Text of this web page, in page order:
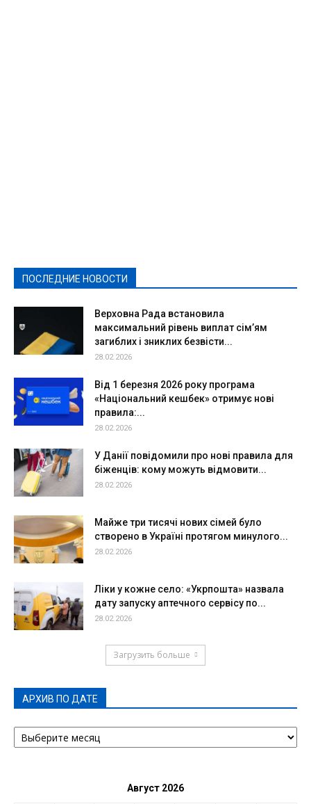
ПОСЛЕДНИЕ НОВОСТИ
Верховна Рада встановила
максимальний рівень виплат сім’ям
загиблих і зниклих безвісти...
28.02.2026
Від 1 березня 2026 року програма
«Національний кешбек» отримує нові
правила:...
28.02.2026
У Данії повідомили про нові правила для
біженців: кому можуть відмовити...
28.02.2026
Майже три тисячі нових сімей було
створено в Україні протягом минулого...
28.02.2026
Ліки у кожне село: «Укрпошта» назвала
дату запуску аптечного сервісу по...
28.02.2026
Загрузить больше
АРХИВ ПО ДАТЕ
АРХИВ
ПО
Август 2026